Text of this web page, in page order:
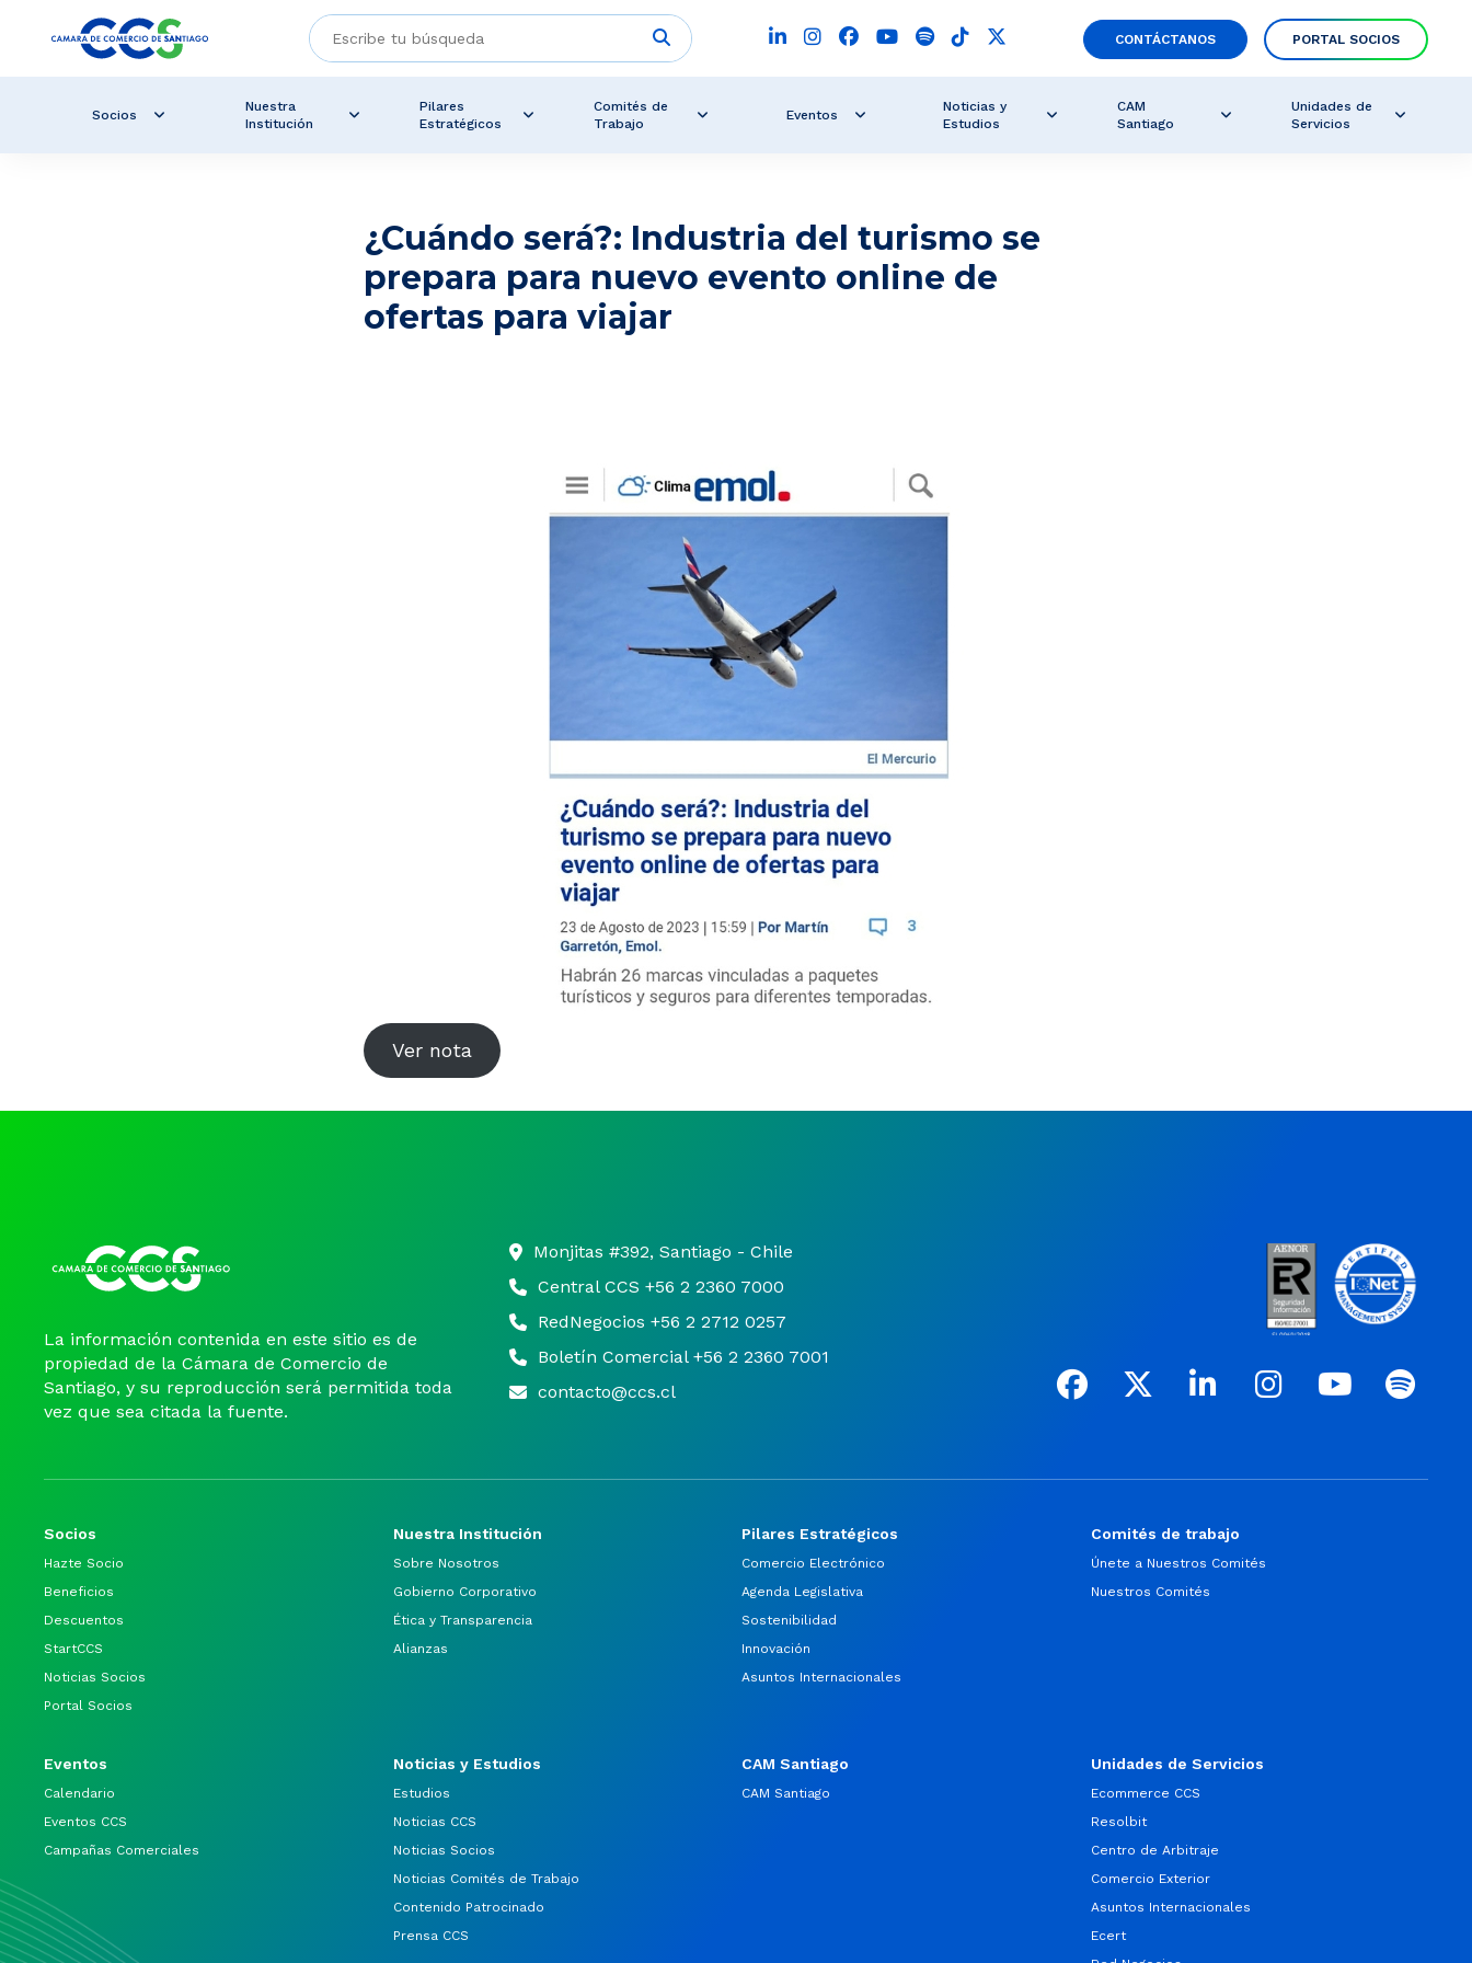
CONTÁCTANOS PORTAL SOCIOS
Socios
Nuestra
Institución
Pilares
Estratégicos
Comités de
Trabajo
Eventos
Noticias y
Estudios
CAM
Santiago
Unidades de
Servicios
¿Cuándo será?: Industria del turismo se
prepara para nuevo evento online de
ofertas para viajar
Ver nota
La información contenida en este sitio es de
propiedad de la Cámara de Comercio de
Santiago, y su reproducción será permitida toda
vez que sea citada la fuente.
Monjitas #392, Santiago - Chile
Central CCS +56 2 2360 7000
RedNegocios +56 2 2712 0257
Boletín Comercial +56 2 2360 7001
contacto@ccs.cl
Socios
Hazte Socio
Beneficios
Descuentos
StartCCS
Noticias Socios
Portal Socios
Nuestra Institución
Sobre Nosotros
Gobierno Corporativo
Ética y Transparencia
Alianzas
Pilares Estratégicos
Comercio Electrónico
Agenda Legislativa
Sostenibilidad
Innovación
Asuntos Internacionales
Comités de trabajo
Únete a Nuestros Comités
Nuestros Comités
Eventos
Calendario
Eventos CCS
Campañas Comerciales
Noticias y Estudios
Estudios
Noticias CCS
Noticias Socios
Noticias Comités de Trabajo
Contenido Patrocinado
Prensa CCS
CAM Santiago
CAM Santiago
Unidades de Servicios
Ecommerce CCS
Resolbit
Centro de Arbitraje
Comercio Exterior
Asuntos Internacionales
Ecert